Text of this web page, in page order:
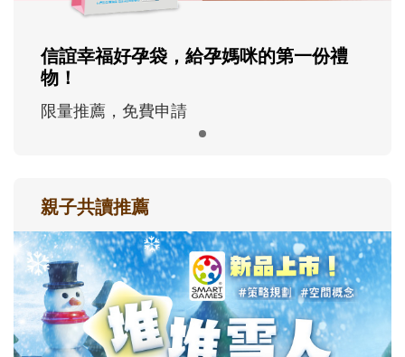
信誼幸福好孕袋，給孕媽咪的第一份禮
物！
限量推薦，免費申請
親子共讀推薦